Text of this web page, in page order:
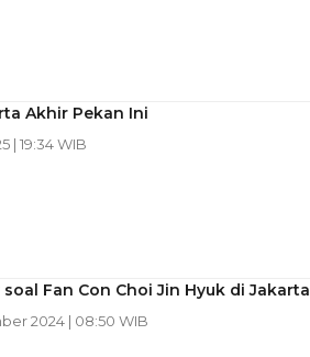
Akhir Pekan Ini
| 19:34 WIB
Fan Con Choi Jin Hyuk di Jakarta
2024 | 08:50 WIB